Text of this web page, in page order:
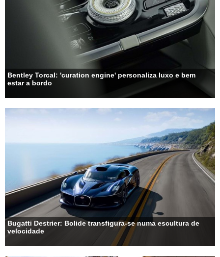
Bentley Torcal: 'curation engine' personaliza luxo e bem
estar a bordo
Bugatti Destrier: Bolide transfigura-se numa escultura de
velocidade